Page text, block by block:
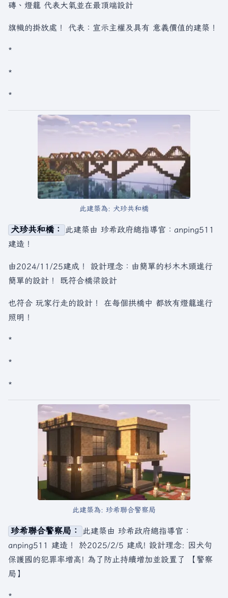
磚、燈籠 代表大氣並在最頂端設計
旗幟的掛放處！ 代表：宣示主權及具有 意義價值的建築！
*
*
*
此建築為: 犬珍共和橋
犬珍共和橋：
此建築由 珍希政府總指導官：anping511
建造！
由2024/11/25建成！ 設計理念：由簡單的杉木木頭進行
簡單的設計！ 既符合橋梁設計
也符合 玩家行走的設計！ 在每個拱橋中 都放有燈籠進行
照明！
*
*
*
此建築為: 珍希聯合警察局
珍希聯合警察局：
此建築由 珍希政府總指導官：
anping511 建造！ 於2025/2/5 建成! 設計理念: 因犬句
保護國的犯罪率增高! 為了防止持續增加並設置了 【警察
局】
*